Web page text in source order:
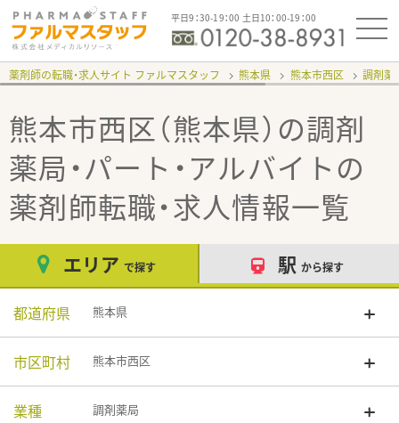
平日9：30-19：00 土日10：00-19：00
薬剤師の転職・求人サイト ファルマスタッフ 熊本県 熊本市西区 調剤薬
熊本市西区（熊本県）の調剤
薬局・パート・アルバイトの
薬剤師転職・求人情報一覧
エリア で探す 駅 から探す
都道府県 熊本県
市区町村 熊本市西区
業種 調剤薬局